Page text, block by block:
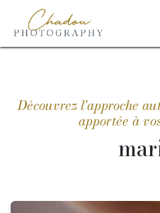
Se rendre au contenu
Découvrez l'approche
apportée à